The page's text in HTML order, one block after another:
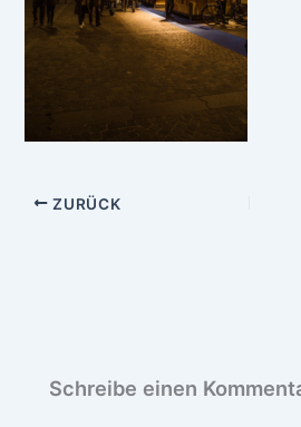
ZURÜCK
Schreibe einen